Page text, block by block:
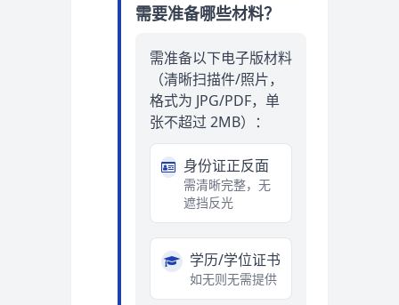
需要准备哪些材料？
需准备以下电子版材料
（清晰扫描件/照片，
格式为 JPG/PDF，单
张不超过 2MB）：
身份证正反面
需清晰完整，无
遮挡反光
学历/学位证书
如无则无需提供